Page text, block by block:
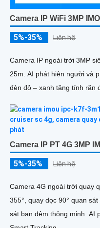
Camera IP WiFi 3MP
5%-35% Liên hệ
Camera IP ngoài trời 3MP
25m. AI phát hiện người và
đèn đỏ – xanh tăng tính răn
Camera IP PT 4G 3MP
5%-35% Liên hệ
Camera 4G ngoài trời quay
355°, quay dọc 90° quan
sát ban đêm thông minh. AI